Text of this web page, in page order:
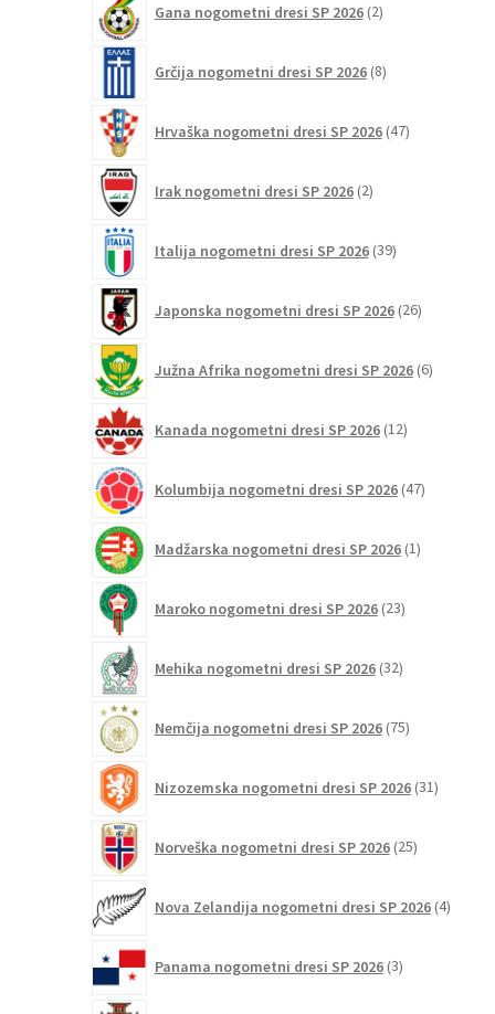
Gana nogometni dresi SP 2026 2izdelka
Grčija nogometni dresi SP 2026 8izdelkov
Hrvaška nogometni dresi SP 2026 47izdelkov
Irak nogometni dresi SP 2026 2izdelka
Italija nogometni dresi SP 2026 39izdelkov
Japonska nogometni dresi SP 2026 26izdelkov
Južna Afrika nogometni dresi SP 2026 6izdelkov
Kanada nogometni dresi SP 2026 12izdelkov
Kolumbija nogometni dresi SP 2026 47izdelkov
Madžarska nogometni dresi SP 2026 1izdelek
Maroko nogometni dresi SP 2026 23izdelkov
Mehika nogometni dresi SP 2026 32izdelkov
Nemčija nogometni dresi SP 2026 75izdelkov
Nizozemska nogometni dresi SP 2026 31izdelkov
Norveška nogometni dresi SP 2026 25izdelkov
Nova Zelandija nogometni dresi SP 2026 4izdelki
Panama nogometni dresi SP 2026 3izdelki